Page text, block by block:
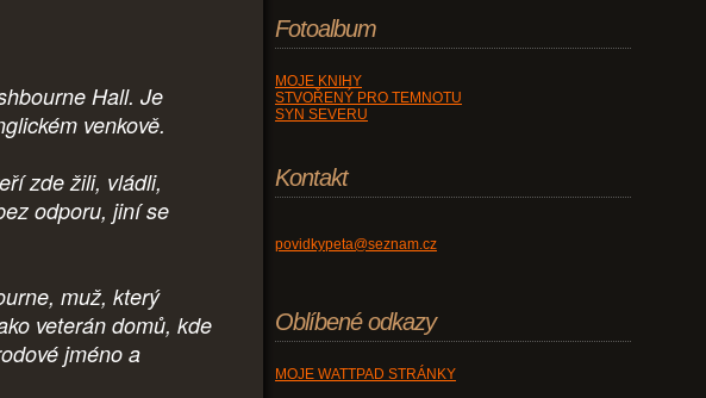
Hall. Je
venkově.
zde žili, vládli,
odporu, jiní se
muž, který
veterán domů, kde
jméno a
Fotoalbum
MOJE KNIHY
STVOŘENÝ PRO TEMNOTU
SYN SEVERU
Kontakt
povidkypeta@seznam.cz
Oblíbené odkazy
MOJE WATTPAD STRÁNKY